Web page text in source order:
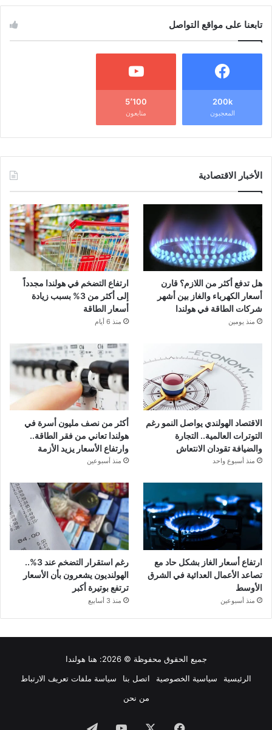
تابعنا على مواقع التواصل
200k
المعجبون
5٬100
متابعون
الأخبار الاقتصادية
هل تدفع أكثر من اللازم؟ قارن
أسعار الكهرباء والغاز بين أشهر
شركات الطاقة في هولندا
منذ يومين
ارتفاع التضخم في هولندا مجدداً
إلى أكثر من 3% بسبب زيادة
أسعار الطاقة
منذ 6 أيام
الاقتصاد الهولندي يواصل النمو رغم
التوترات العالمية.. التجارة
والضيافة تقودان الانتعاش
منذ أسبوع واحد
أكثر من نصف مليون أسرة في
هولندا تعاني من فقر الطاقة..
وارتفاع الأسعار يزيد الأزمة
منذ أسبوعين
ارتفاع أسعار الغاز بشكل حاد مع
تصاعد الأعمال العدائية في الشرق
الأوسط
منذ أسبوعين
رغم استقرار التضخم عند 3%..
الهولنديون يشعرون بأن الأسعار
ترتفع بوتيرة أكبر
منذ 3 أسابيع
جميع الحقوق محفوظة © 2026:
هنا هولندا
الرئيسية
سياسية الخصوصية اتصل بنا
سياسة ملفات تعريف الارتباط
من نحن
فيسبوك ‫YouTubeتيلقرام